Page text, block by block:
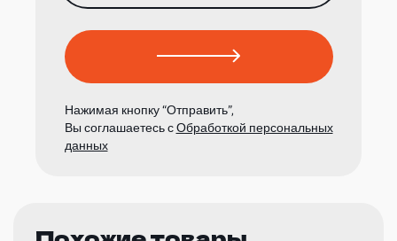
Нажимая кнопку “Отправить”,
Вы соглашаетесь сОбработкой персональных
данных